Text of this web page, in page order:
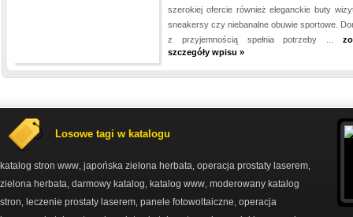
szerokiej ofercie również eleganckie buty
sneakersy czy niebanalne obuwie sportowe.
z przyjemnością spełnia potrzeby ...
szczegóły wpisu »
Losowe tagi w katalogu
katalog stron www japońska zielona herbata operacja prostaty laserem
zielona herbata darmowy katalog katalog www moderowany katalog
stron
leczenie prostaty laserem panele fotowoltaiczne operacja